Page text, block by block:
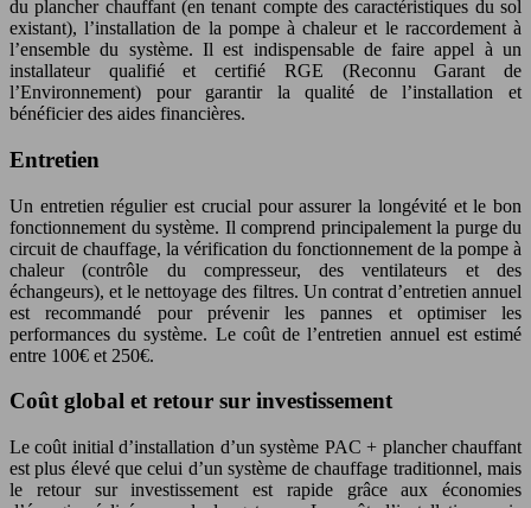
du plancher chauffant (en tenant compte des caractéristiques du sol
existant), l’installation de la pompe à chaleur et le raccordement à
l’ensemble du système. Il est indispensable de faire appel à un
installateur qualifié et certifié RGE (Reconnu Garant de
l’Environnement) pour garantir la qualité de l’installation et
bénéficier des aides financières.
Entretien
Un entretien régulier est crucial pour assurer la longévité et le bon
fonctionnement du système. Il comprend principalement la purge du
circuit de chauffage, la vérification du fonctionnement de la pompe à
chaleur (contrôle du compresseur, des ventilateurs et des
échangeurs), et le nettoyage des filtres. Un contrat d’entretien annuel
est recommandé pour prévenir les pannes et optimiser les
performances du système. Le coût de l’entretien annuel est estimé
entre 100€ et 250€.
Coût global et retour sur investissement
Le coût initial d’installation d’un système PAC + plancher chauffant
est plus élevé que celui d’un système de chauffage traditionnel, mais
le retour sur investissement est rapide grâce aux économies